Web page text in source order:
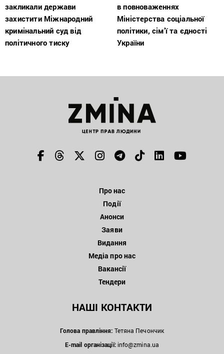
закликали держави
захистити Міжнародний
кримінальний суд від
політичного тиску
в повноваженнях
Міністерства соціальної
політики, сім’ї та єдності
України
Про нас
Події
Анонси
Заяви
Видання
Медіа про нас
Вакансії
Тендери
НАШІ КОНТАКТИ
Голова правління: Тетяна Печончик
E-mail організації: info@zmina.ua